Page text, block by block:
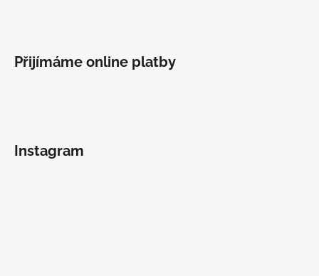
Přijímáme online platby
Instagram